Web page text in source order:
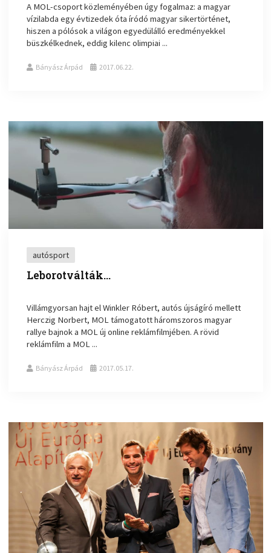
A MOL-csoport közleményében úgy fogalmaz: a magyar
vízilabda egy évtizedek óta íródó magyar sikertörténet,
hiszen a pólósok a világon egyedülálló eredményekkel
büszkélkednek, eddig kilenc olimpiai ...
Bányász Árpád 2017.06.22.
autósport
Leborotválták…
Villámgyorsan hajt el Winkler Róbert, autós újságíró mellett
Herczig Norbert, MOL támogatott háromszoros magyar
rallye bajnok a MOL új online reklámfilmjében. A rövid
reklámfilm a MOL ...
Bányász Árpád 2017.05.17.